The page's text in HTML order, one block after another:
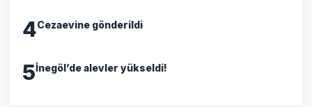
4Cezaevine gönderildi
5İnegöl’de alevler yükseldi!